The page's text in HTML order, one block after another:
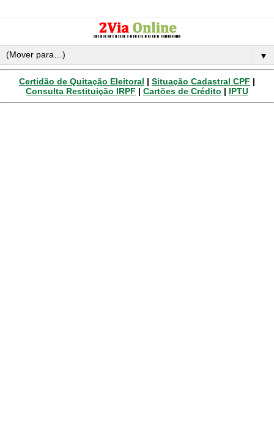
▼
Certidão de Quitação Eleitoral | Situação Cadastral CPF |
Consulta Restituição IRPF | Cartões de Crédito | IPTU